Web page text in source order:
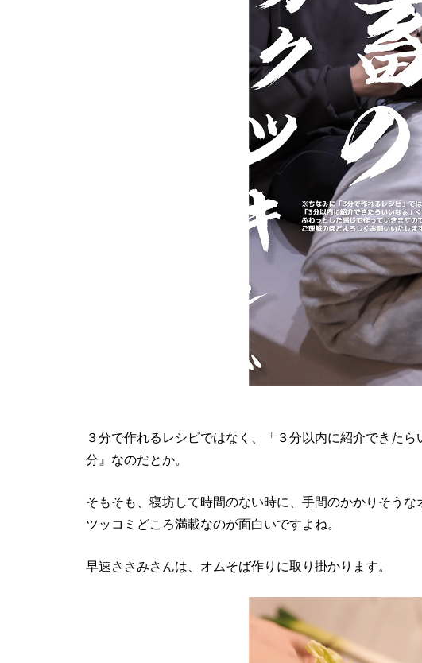
３分で作れるレシピではなく、「３分以内に紹介できた
分』なのだとか。
そもそも、寝坊して時間のない時に、手間のかかりそう
ツッコミどころ満載なのが面白いですよね。
早速ささみさんは、オムそば作りに取り掛かります。